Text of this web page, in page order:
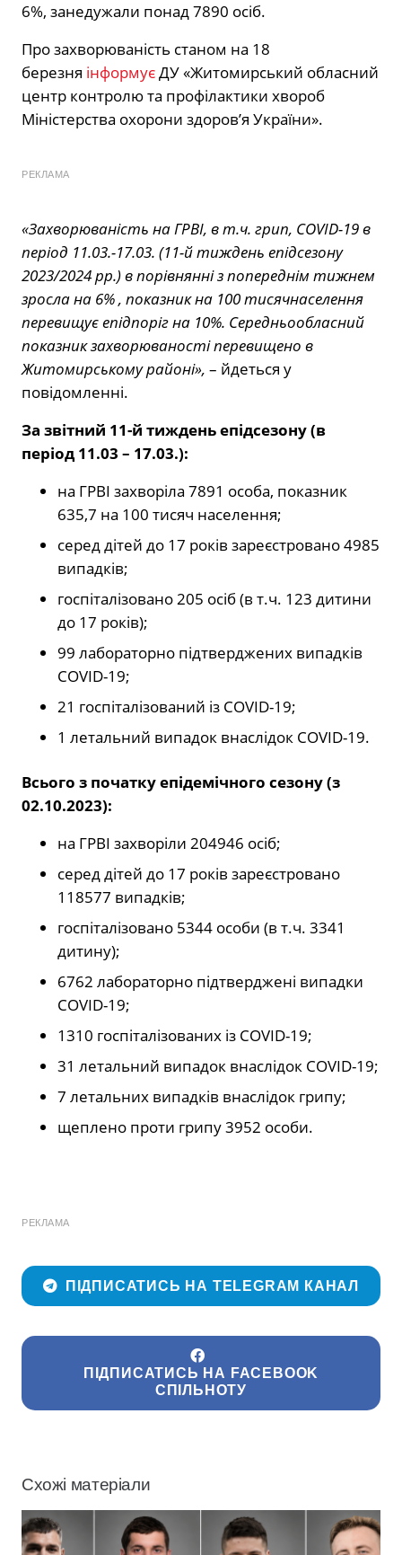
6%, занедужали понад 7890 осіб.
Про захворюваність станом на 18
березня інформуєДУ «Житомирський обласний
центр контролю та профілактики хвороб
Міністерства охорони здоров’я України».
РЕКЛАМА
«Захворюваність на ГРВІ, в т.ч. грип, COVID-19 в
період 11.03.-17.03. (11-й тиждень епідсезону
2023/2024 рр.) в порівнянні з попереднім тижнем
зросла на 6% , показник на 100 тисячнаселення
перевищує епідпоріг на 10%. Середньообласний
показник захворюваності перевищено в
Житомирському районі», – йдеться у
повідомленні.
За звітний 11-й тиждень епідсезону (в
період 11.03 – 17.03.):
на ГРВІ захворіла 7891 особа, показник
635,7 на 100 тисяч населення;
серед дітей до 17 років зареєстровано 4985
випадків;
госпіталізовано 205 осіб (в т.ч. 123 дитини
до 17 років);
99 лабораторно підтверджених випадків
COVID-19;
21 госпіталізований із COVID-19;
1 летальний випадок внаслідок COVID-19.
Всього з початку епідемічного сезону (з
02.10.2023):
на ГРВІ захворіли 204946 осіб;
серед дітей до 17 років зареєстровано
118577 випадків;
госпіталізовано 5344 особи (в т.ч. 3341
дитину);
6762 лабораторно підтверджені випадки
COVID-19;
1310 госпіталізованих із COVID-19;
31 летальний випадок внаслідок COVID-19;
7 летальних випадків внаслідок грипу;
щеплено проти грипу 3952 особи.
РЕКЛАМА
ПІДПИСАТИСЬ НА TELEGRAM КАНАЛ
ПІДПИСАТИСЬ НА FACEBOOK
СПІЛЬНОТУ
Схожі матеріали